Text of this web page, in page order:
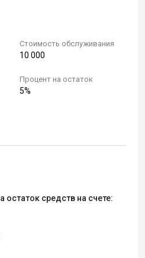
Стоимость обслуживания
10 000
Процент на остаток
5%
остаток средств на счете: